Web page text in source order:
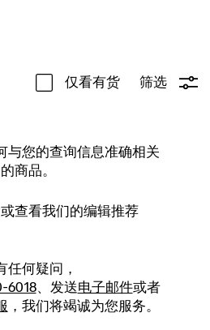
仅看有货 筛选
与您的查询信息准确相关
的商品。
或查看我们的编辑推荐
任何疑问，
6018、发送电子邮件或者
，我们将竭诚为您服务。